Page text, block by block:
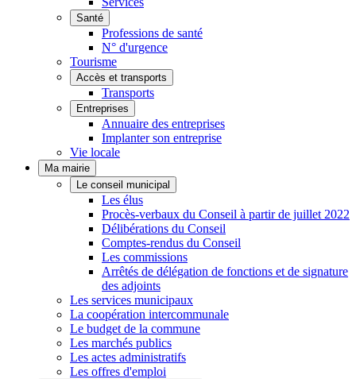
Santé
Professions de santé
N° d'urgence
Tourisme
Accès et transports
Transports
Entreprises
Annuaire des entreprises
Implanter son entreprise
Vie locale
Ma mairie
Le conseil municipal
Les élus
Procès-verbaux du Conseil à partir de juillet 2022
Délibérations du Conseil
Comptes-rendus du Conseil
Les commissions
Arrêtés de délégation de fonctions et de signature
des adjoints
Les services municipaux
La coopération intercommunale
Le budget de la commune
Les marchés publics
Les actes administratifs
Les offres d'emploi